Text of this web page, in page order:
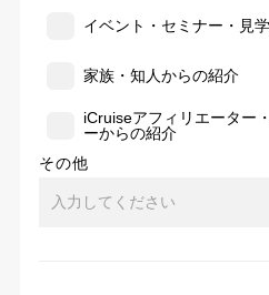
イベント・セミナー・見
家族・知人からの紹介
iCruiseアフィリエーター
ーからの紹介
その他